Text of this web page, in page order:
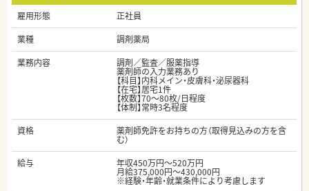
雇用形態
正社員
業種
調剤薬局
業務内容
調剤／監査／服薬指導
薬剤師の入力業務あり
【科目】内科メイン・皮膚科・泌尿器科
【在宅】居宅1件
【枚数】70～80枚/日程度
【体制】常時3名程度
資格
薬剤師免許をお持ちの方（取得見込みの方を含
む）
給与
年収450万円～520万円
月給375,000円～430,000円
※経験・年齢・就業条件により考慮します